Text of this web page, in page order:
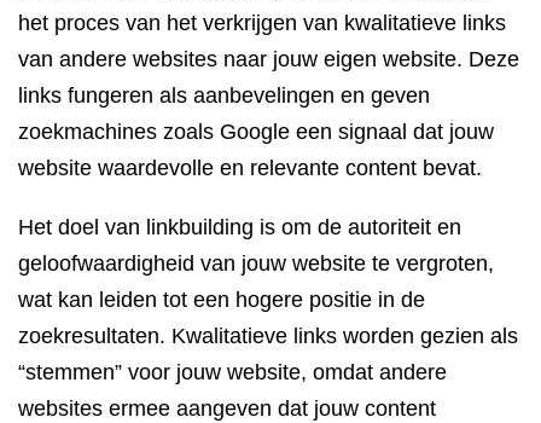
het proces van het verkrijgen van kwalitatieve links
van andere websites naar jouw eigen website. Deze
links fungeren als aanbevelingen en geven
zoekmachines zoals Google een signaal dat jouw
website waardevolle en relevante content bevat.
Het doel van linkbuilding is om de autoriteit en
geloofwaardigheid van jouw website te vergroten,
wat kan leiden tot een hogere positie in de
zoekresultaten. Kwalitatieve links worden gezien als
“stemmen” voor jouw website, omdat andere
websites ermee aangeven dat jouw content